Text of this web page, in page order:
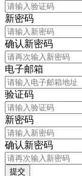
新密码
确认新密码
电子邮箱
验证码
新密码
确认新密码